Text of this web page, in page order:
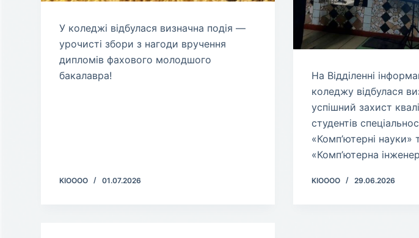
У коледжі відбулася визначна подія —
урочисті збори з нагоди вручення
дипломів фахового молодшого
бакалавра!
KIOOOO 01.07.2026
​На Відділенні
коледжу відбулася
успішний захист
студентів
«Комп’ютерні науки»
«Комп’ютерна
KIOOOO 29.06.2026